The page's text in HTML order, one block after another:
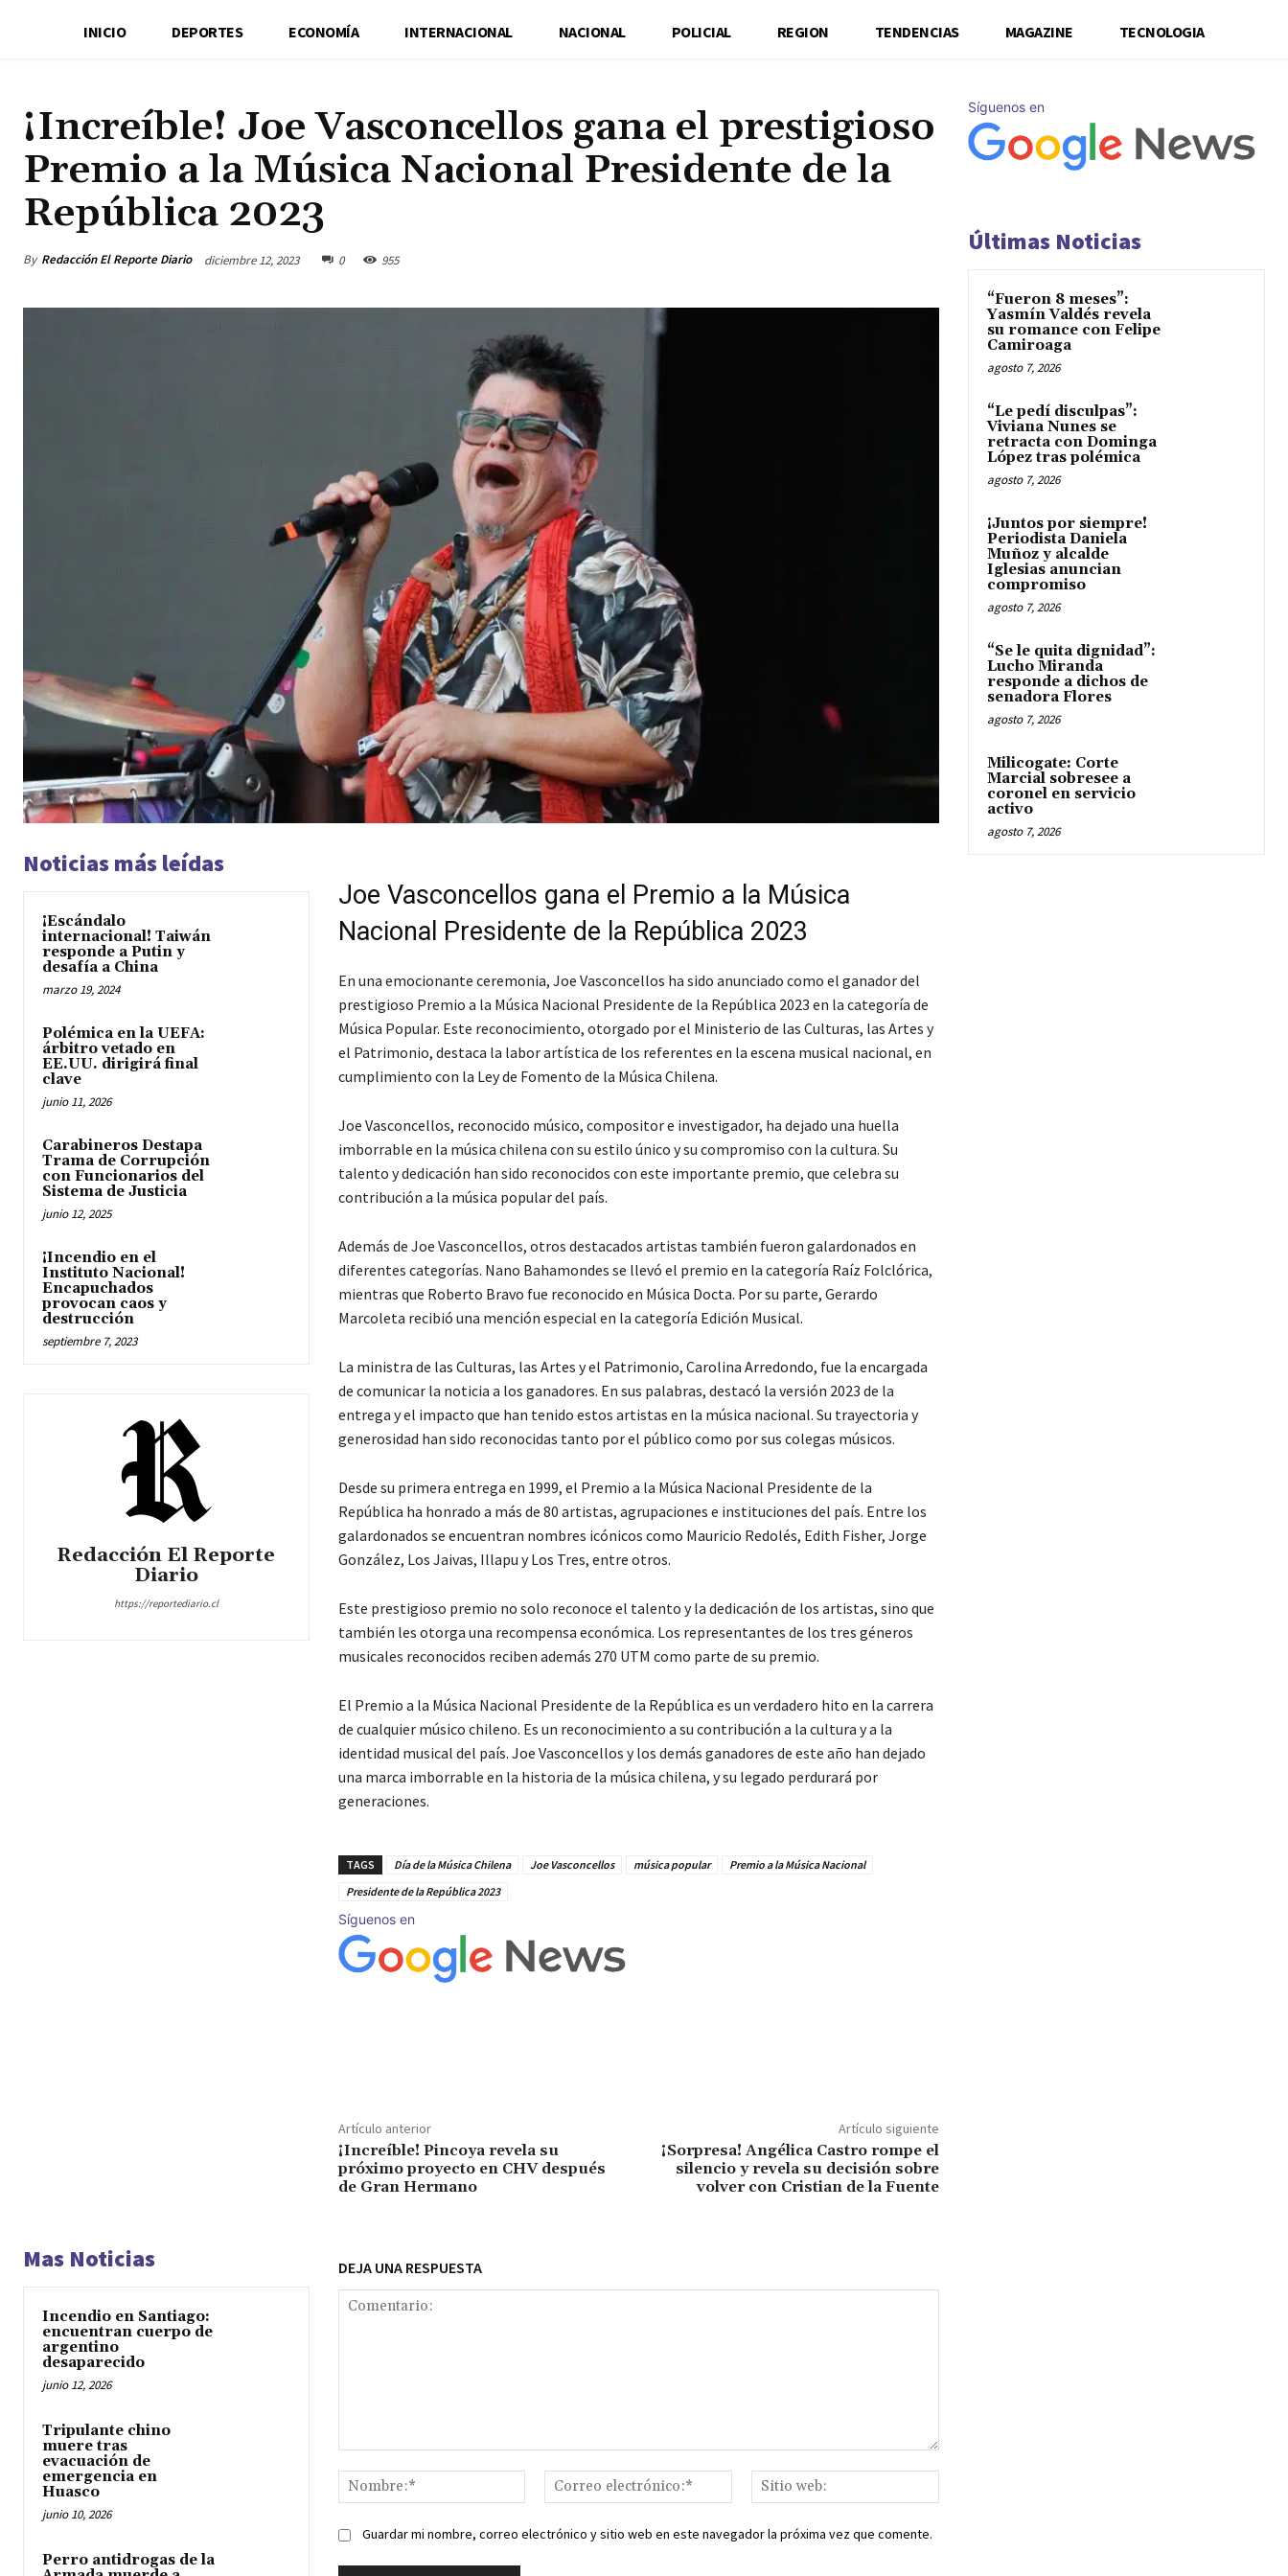
INICIO DEPORTES ECONOMÍA INTERNACIONAL NACIONAL POLICIAL REGION TENDENCIAS MAGAZINE TECNOLOGIA
¡Increíble! Joe Vasconcellos gana el prestigioso
Premio a la Música Nacional Presidente de la
República 2023
By Redacción El Reporte Diario diciembre 12, 2023 0 955
Noticias más leídas
¡Escándalo
internacional! Taiwán
responde a Putin y
desafía a China
marzo 19, 2024
Polémica en la UEFA:
árbitro vetado en
EE.UU. dirigirá final
clave
junio 11, 2026
Carabineros Destapa
Trama de Corrupción
con Funcionarios del
Sistema de Justicia
junio 12, 2025
¡Incendio en el
Instituto Nacional!
Encapuchados
provocan caos y
destrucción
septiembre 7, 2023
Redacción El Reporte
Diario
https://reportediario.cl
Joe Vasconcellos gana el Premio a la Música
Nacional Presidente de la República 2023
En una emocionante ceremonia, Joe Vasconcellos ha sido anunciado como el ganador del
prestigioso Premio a la Música Nacional Presidente de la República 2023 en la categoría de
Música Popular. Este reconocimiento, otorgado por el Ministerio de las Culturas, las Artes y
el Patrimonio, destaca la labor artística de los referentes en la escena musical nacional, en
cumplimiento con la Ley de Fomento de la Música Chilena.
Joe Vasconcellos, reconocido músico, compositor e investigador, ha dejado una huella
imborrable en la música chilena con su estilo único y su compromiso con la cultura. Su
talento y dedicación han sido reconocidos con este importante premio, que celebra su
contribución a la música popular del país.
Además de Joe Vasconcellos, otros destacados artistas también fueron galardonados en
diferentes categorías. Nano Bahamondes se llevó el premio en la categoría Raíz Folclórica,
mientras que Roberto Bravo fue reconocido en Música Docta. Por su parte, Gerardo
Marcoleta recibió una mención especial en la categoría Edición Musical.
La ministra de las Culturas, las Artes y el Patrimonio, Carolina Arredondo, fue la encargada
de comunicar la noticia a los ganadores. En sus palabras, destacó la versión 2023 de la
entrega y el impacto que han tenido estos artistas en la música nacional. Su trayectoria y
generosidad han sido reconocidas tanto por el público como por sus colegas músicos.
Desde su primera entrega en 1999, el Premio a la Música Nacional Presidente de la
República ha honrado a más de 80 artistas, agrupaciones e instituciones del país. Entre los
galardonados se encuentran nombres icónicos como Mauricio Redolés, Edith Fisher, Jorge
González, Los Jaivas, Illapu y Los Tres, entre otros.
Este prestigioso premio no solo reconoce el talento y la dedicación de los artistas, sino que
también les otorga una recompensa económica. Los representantes de los tres géneros
musicales reconocidos reciben además 270 UTM como parte de su premio.
El Premio a la Música Nacional Presidente de la República es un verdadero hito en la carrera
de cualquier músico chileno. Es un reconocimiento a su contribución a la cultura y a la
identidad musical del país. Joe Vasconcellos y los demás ganadores de este año han dejado
una marca imborrable en la historia de la música chilena, y su legado perdurará por
generaciones.
TAGS Día de la Música Chilena Joe Vasconcellos música popular
Premio a la Música Nacional
Presidente de la República 2023
Síguenos en
Artículo anterior
¡Increíble! Pincoya revela su
próximo proyecto en CHV después
de Gran Hermano
Artículo siguiente
¡Sorpresa! Angélica Castro rompe el
silencio y revela su decisión sobre
volver con Cristian de la Fuente
Mas Noticias
Incendio en Santiago:
encuentran cuerpo de
argentino
desaparecido
junio 12, 2026
Tripulante chino
muere tras
evacuación de
emergencia en
Huasco
junio 10, 2026
Perro antidrogas de la
DEJA UNA RESPUESTA
Nombre:*
Correo
electrónico:*
web:
Guardar mi nombre, correo electrónico y sitio web en este navegador la próxima vez que comente.
Síguenos en
Últimas Noticias
“Fueron 8 meses”:
Yasmín Valdés revela
su romance con Felipe
Camiroaga
agosto 7, 2026
“Le pedí disculpas”:
Viviana Nunes se
retracta con Dominga
López tras polémica
agosto 7, 2026
¡Juntos por siempre!
Periodista Daniela
Muñoz y alcalde
Iglesias anuncian
compromiso
agosto 7, 2026
“Se le quita dignidad”:
Lucho Miranda
responde a dichos de
senadora Flores
agosto 7, 2026
Milicogate: Corte
Marcial sobresee a
coronel en servicio
activo
agosto 7, 2026